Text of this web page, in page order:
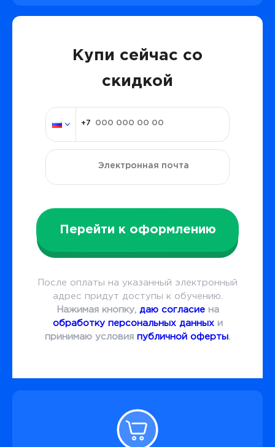
Купи сейчас со
скидкой
Перейти к оформлению
После оплаты на указанный электронный
адрес придут доступы к обучению.
Нажимая кнопку, даю согласиена
обработку персональных данныхи
принимаю условия публичной оферты.